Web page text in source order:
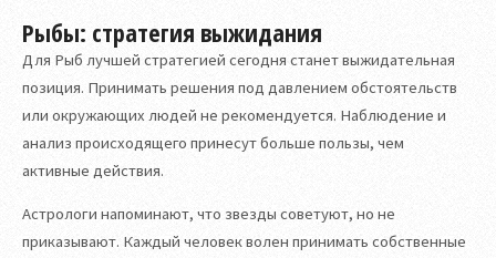
Рыбы: стратегия выжидания
Для Рыб лучшей стратегией сегодня станет выжидательная
позиция. Принимать решения под давлением обстоятельств
или окружающих людей не рекомендуется. Наблюдение и
анализ происходящего принесут больше пользы, чем
активные действия.
Астрологи напоминают, что звезды советуют, но не
приказывают. Каждый человек волен принимать собственные